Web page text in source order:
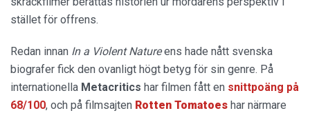
stället för offrens.
Redan innan In a Violent Natureens hade nått svenska
biografer fick den ovanligt högt betyg för sin genre. På
internationella Metacritics har filmen fått en snittpoäng på
68/100, och på filmsajten Rotten Tomatoes har närmare